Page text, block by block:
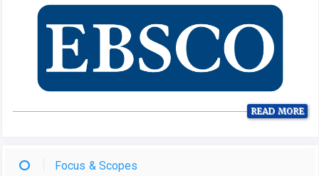
READ MORE
Focus & Scopes